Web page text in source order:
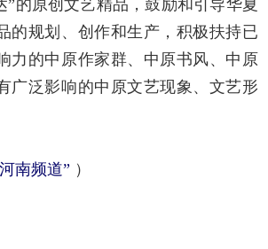
”的原创文艺精品，鼓励和引导华夏
的规划、创作和生产，积极扶持已
力的中原作家群、中原书风、中原
广泛影响的中原文艺现象、文艺形
南频道” ）